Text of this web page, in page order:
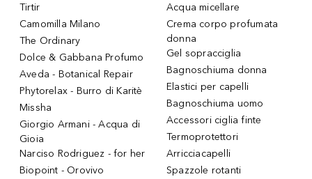
Tirtir
Camomilla Milano
The Ordinary
Dolce & Gabbana Profumo
Aveda - Botanical Repair
Phytorelax - Burro di Karitè
Missha
Giorgio Armani - Acqua di
Gioia
Narciso Rodriguez - for her
Biopoint - Orovivo
Acqua micellare
Crema corpo profumata
donna
Gel sopracciglia
Bagnoschiuma donna
Elastici per capelli
Bagnoschiuma uomo
Accessori ciglia finte
Termoprotettori
Arricciacapelli
Spazzole rotanti